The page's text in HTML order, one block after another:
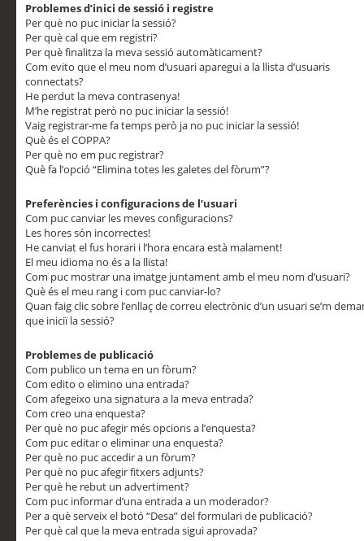
Problemes d’inici de sessió i registre
Per què no puc iniciar la sessió?
Per què cal que em registri?
Per què finalitza la meva sessió automàticament?
Com evito que el meu nom d’usuari aparegui a la llista d’usuaris
connectats?
He perdut la meva contrasenya!
M’he registrat però no puc iniciar la sessió!
Vaig registrar-me fa temps però ja no puc iniciar la sessió!
Què és el COPPA?
Per què no em puc registrar?
Què fa l’opció “Elimina totes les galetes del fòrum”?
Preferències i configuracions de l’usuari
Com puc canviar les meves configuracions?
Les hores són incorrectes!
He canviat el fus horari i l’hora encara està malament!
El meu idioma no és a la llista!
Com puc mostrar una imatge juntament amb el meu nom d’usuari?
Què és el meu rang i com puc canviar-lo?
Quan faig clic sobre l’enllaç de correu electrònic d’un usuari se’m
que iniciï la sessió?
Problemes de publicació
Com publico un tema en un fòrum?
Com edito o elimino una entrada?
Com afegeixo una signatura a la meva entrada?
Com creo una enquesta?
Per què no puc afegir més opcions a l’enquesta?
Com puc editar o eliminar una enquesta?
Per què no puc accedir a un fòrum?
Per què no puc afegir fitxers adjunts?
Per què he rebut un advertiment?
Com puc informar d’una entrada a un moderador?
Per a què serveix el botó “Desa” del formulari de publicació?
Per què cal que la meva entrada sigui aprovada?